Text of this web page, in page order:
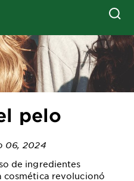
pelo
06, 2024
de ingredientes
cosmética revolucionó